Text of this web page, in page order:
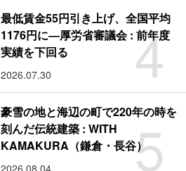
4
最低賃金55円引き上げ、全国平均
1176円に―厚労省審議会 : 前年度
実績を下回る
2026.07.30
5
豪雪の地と海辺の町で220年の時を
刻んだ伝統建築 : WITH
KAMAKURA（鎌倉・長谷）
2026.08.04